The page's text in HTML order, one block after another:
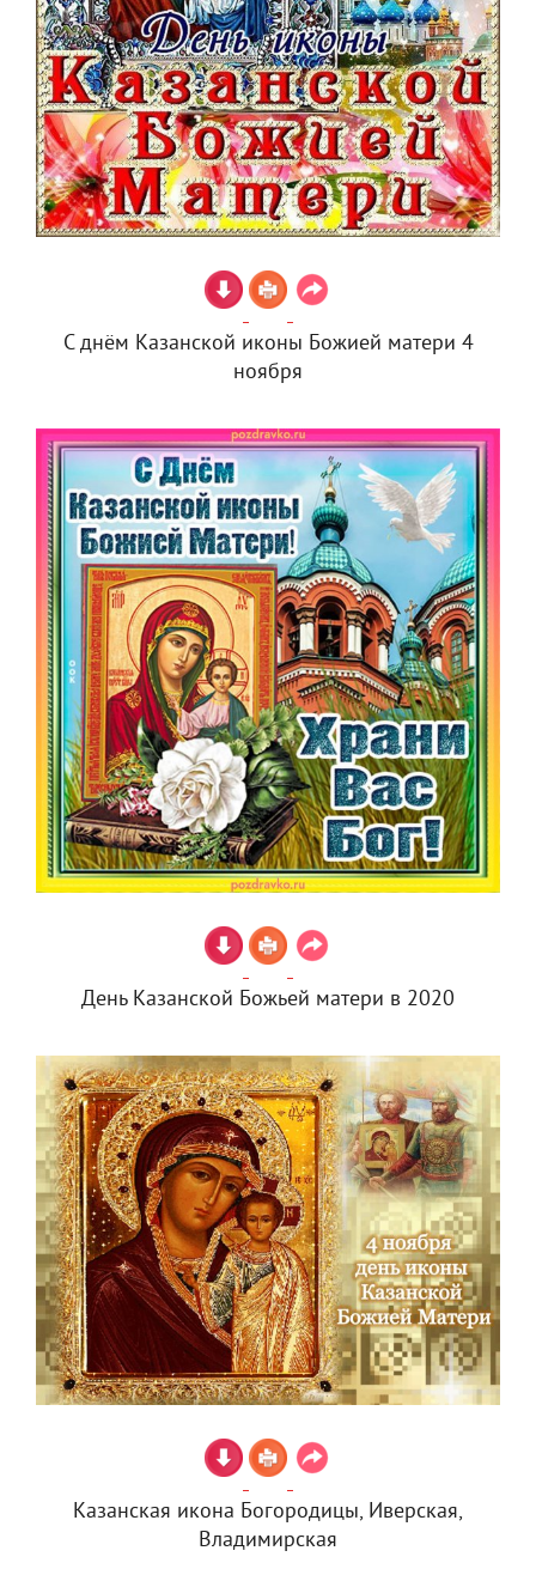
С днём Казанской иконы Божией матери 4
ноября
День Казанской Божьей матери в 2020
Казанская икона Богородицы, Иверская,
Владимирская